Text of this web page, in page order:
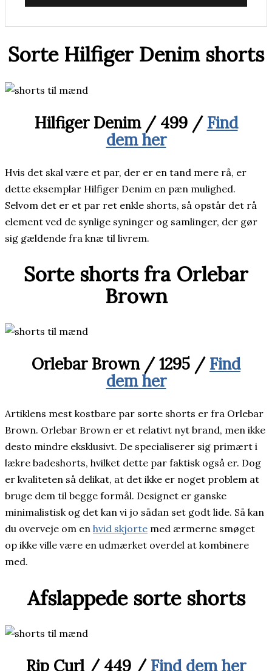
Sorte Hilfiger Denim shorts
Hilfiger Denim / 499 / Find
dem her
Hvis det skal være et par, der er en tand mere rå, er
dette eksemplar Hilfiger Denim en pæn mulighed.
Selvom det er et par ret enkle shorts, så opstår det rå
element ved de synlige syninger og samlinger, der gør
sig gældende fra knæ til livrem.
Sorte shorts fra Orlebar
Brown
Orlebar Brown / 1295 / Find
dem her
Artiklens mest kostbare par sorte shorts er fra Orlebar
Brown. Orlebar Brown er et relativt nyt brand, men ikke
desto mindre eksklusivt. De specialiserer sig primært i
lækre badeshorts, hvilket dette par faktisk også er. Dog
er kvaliteten så delikat, at det ikke er noget problem at
bruge dem til begge formål. Designet er ganske
minimalistisk og det kan vi jo sådan set godt lide. Så kan
du overveje om en hvid skjorte med ærmerne smøget
op ikke ville være en udmærket overdel at kombinere
med.
Afslappede sorte shorts
Rip Curl / 449 / Find dem her